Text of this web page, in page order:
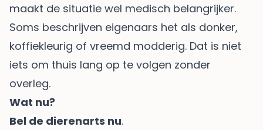
maakt de situatie wel medisch belangrijker.
Soms beschrijven eigenaars het als donker,
koffiekleurig of vreemd modderig. Dat is niet
iets om thuis lang op te volgen zonder
overleg.
Wat nu?
Bel de dierenarts nu.